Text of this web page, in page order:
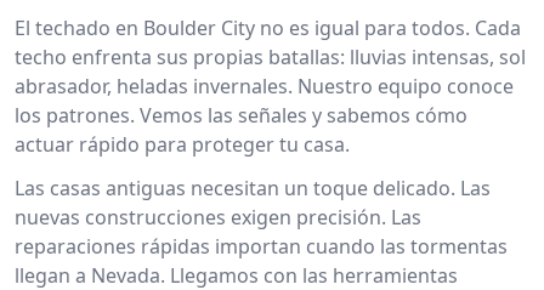
El techado en Boulder City no es igual para todos. Cada
techo enfrenta sus propias batallas: lluvias intensas, sol
abrasador, heladas invernales. Nuestro equipo conoce
los patrones. Vemos las señales y sabemos cómo
actuar rápido para proteger tu casa.
Las casas antiguas necesitan un toque delicado. Las
nuevas construcciones exigen precisión. Las
reparaciones rápidas importan cuando las tormentas
llegan a Nevada. Llegamos con las herramientas